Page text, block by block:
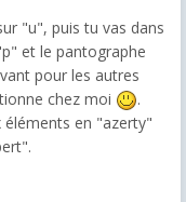
"u", puis tu vas dans
et le pantographe
pour les autres
chez moi
.
en "azerty"